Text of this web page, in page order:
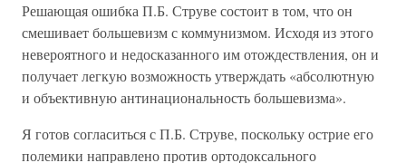
Решающая ошибка П.Б. Струве состоит в том, что он
смешивает большевизм с коммунизмом. Исходя из этого
невероятного и недосказанного им отождествления, он и
получает легкую возможность утверждать «абсолютную
и объективную антинациональность большевизма».
Я готов согласиться с П.Б. Струве, поскольку острие его
полемики направлено против ортодоксального